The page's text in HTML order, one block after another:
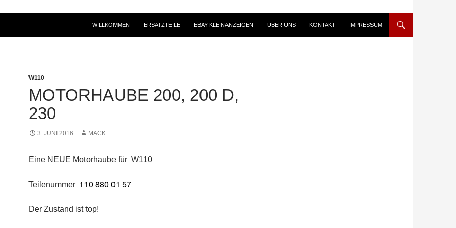
WILLKOMMEN ERSATZTEILE EBAY KLEINANZEIGEN ÜBER UNS KONTAKT IMPRESSUM
W110
MOTORHAUBE 200, 200 D,
230
3. JUNI 2016 MACK
Eine NEUE Motorhaube für W110
Teilenummer 110 880 01 57
Der Zustand ist top!